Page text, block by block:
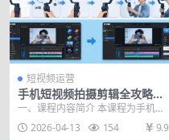
短视频运营
手机短视频拍摄剪辑全攻略：
零基础学稳定器运镜 + 剪映实
操，小白快速变高手
一、课程内容简介 本课程为手机短
视频拍摄剪辑全能实战课，专为零
基础小白打造，从稳...
2026-04-13 154 9.9